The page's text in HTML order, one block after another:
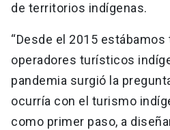
de territorios indígenas.
“Desde el 2015 estábamos
operadores turísticos
pandemia surgió la
ocurría con el turismo
como primer paso, a